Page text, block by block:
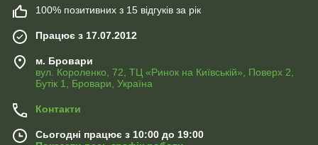
100% позитивних з 15 відгуків за рік
Працює з 17.07.2012
м. Бровари
вул. Короленко, 72, ТЦ «Ринок на Київській», Поверх 2,
Бутік 1, Бровари, Україна
Контакти
Сьогодні працює з 10:00 до 19:00